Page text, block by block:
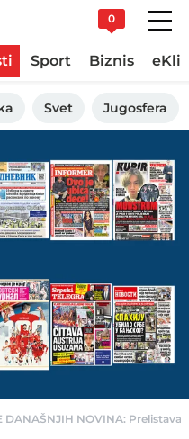
0
Sport Biznis
Svet Jugosfera
DANAŠNJIH NOVINA: